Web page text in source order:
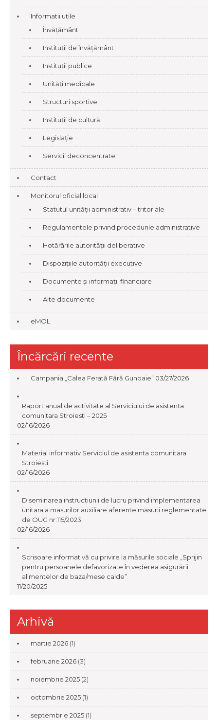
Informatii utile
Învățământ
Instituții de învățământ
Instituții publice
Unități medicale
Structuri sportive
Instituții de cultură
Legislație
Servicii deconcentrate
Contact
Monitorul oficial local
Statutul unității administrativ – tritoriale
Regulamentele privind procedurile administrative
Hotărârile autorității deliberative
Dispozițiile autorității executive
Documente și informații financiare
Alte documente
eMOL
Încărcări recente
Campania „Calea Ferată Fără Gunoaie” 03/27/2026
Raport anual de activitate al Serviciului de asistenta
comunitara Stroiesti – 2025
02/16/2026
Material informativ Serviciul de asistenta comunitara
Stroiesti
02/16/2026
Diseminarea instructiunii de lucru privind implementarea
unitara a masurilor auxiliare aferente masurii reglementate
de OUG nr.115/2023
02/16/2026
Scrisoare informativă cu privire la măsurile sociale „Sprijin
pentru persoanele defavorizate în vederea asigurării
alimentelor de baza/mese calde”
11/20/2025
Arhivă
martie 2026 (1)
februarie 2026 (3)
noiembrie 2025 (2)
octombrie 2025 (1)
septembrie 2025 (1)